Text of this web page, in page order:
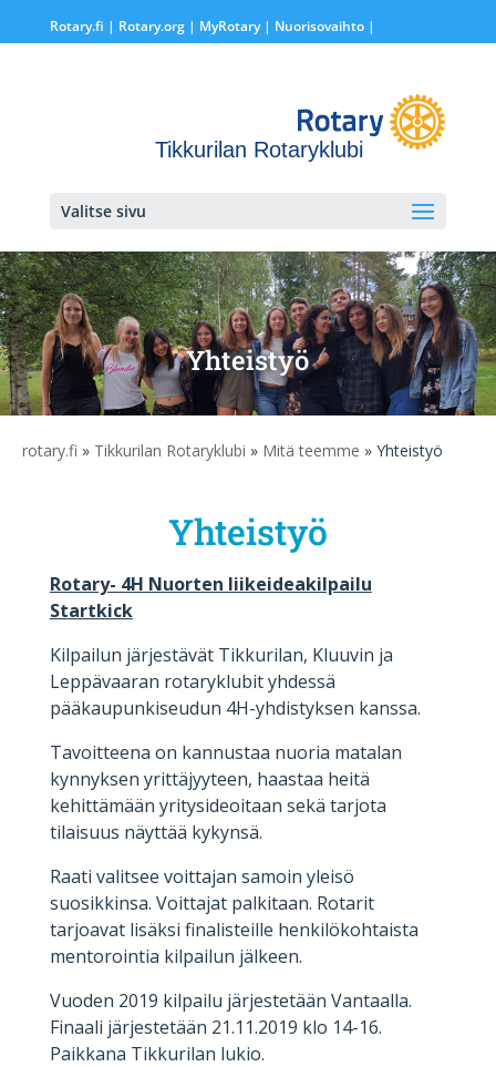
Rotary.fi | Rotary.org| MyRotary | Nuorisovaihto|
Tikkurilan Rotaryklubi
Valitse sivu
Yhteistyö
rotary.fi » Tikkurilan Rotaryklubi » Mitä teemme » Yhteistyö
Yhteistyö
Rotary- 4H Nuorten liikeideakilpailu
Startkick
Kilpailun järjestävät Tikkurilan, Kluuvin ja
Leppävaaran rotaryklubit yhdessä
pääkaupunkiseudun 4H-yhdistyksen kanssa.
Tavoitteena on kannustaa nuoria matalan
kynnyksen yrittäjyyteen, haastaa heitä
kehittämään yritysideoitaan sekä tarjota
tilaisuus näyttää kykynsä.
Raati valitsee voittajan samoin yleisö
suosikkinsa. Voittajat palkitaan. Rotarit
tarjoavat lisäksi finalisteille henkilökohtaista
mentorointia kilpailun jälkeen.
Vuoden 2019 kilpailu järjestetään Vantaalla.
Finaali järjestetään 21.11.2019 klo 14-16.
Paikkana Tikkurilan lukio.